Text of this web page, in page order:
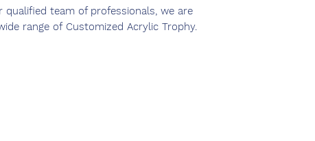
qualified team of professionals, we are
range of Customized Acrylic Trophy.